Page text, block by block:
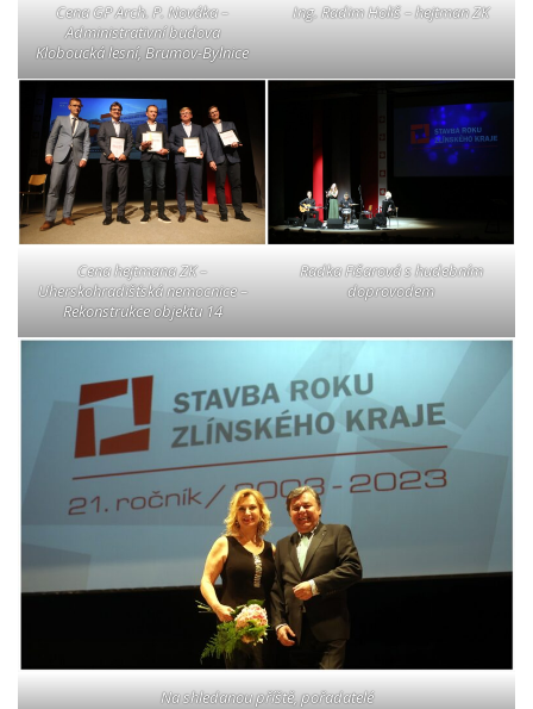
Cena GP Arch. P. Nováka –
Administrativní budova
Kloboucká lesní, Brumov-Bylnice
Ing. Radim Holiš – hejtman ZK
Cena hejtmana ZK –
Uherskohradišťská nemocnice –
Rekonstrukce objektu 14
Radka Fišarová s hudebním
doprovodem
Na shledanou příště, pořadatelé